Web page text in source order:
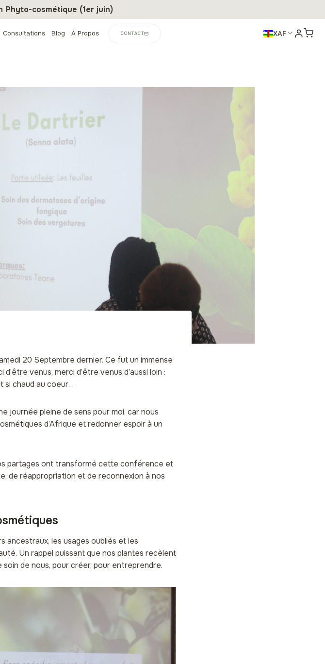
Phyto-cosmétique (1er juin)
Consultations Blog À Propos CONTACT XAF
20 Septembre dernier. Ce fut un immense
venus, merci d’être venus d’aussi loin :
si chaud au coeur…
journée pleine de sens pour moi, car nous
d’Afrique et redonner espoir à un
partages ont transformé cette conférence et
de réappropriation et de reconnexion à nos
ancestraux, les usages oubliés et les
Un rappel puissant que nos plantes recèlent
de nous, pour créer, pour entreprendre.